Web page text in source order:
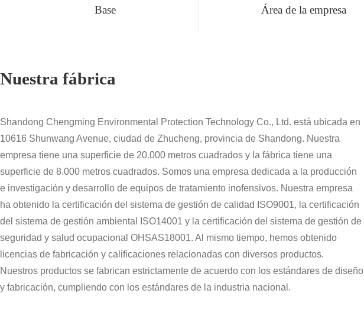
Base Área de la empresa
Nuestra fábrica
Shandong Chengming Environmental Protection Technology Co., Ltd. está ubicada en
10616 Shunwang Avenue, ciudad de Zhucheng, provincia de Shandong. Nuestra
empresa tiene una superficie de 20.000 metros cuadrados y la fábrica tiene una
superficie de 8.000 metros cuadrados. Somos una empresa dedicada a la producción
e investigación y desarrollo de equipos de tratamiento inofensivos. Nuestra empresa
ha obtenido la certificación del sistema de gestión de calidad ISO9001, la certificación
del sistema de gestión ambiental ISO14001 y la certificación del sistema de gestión de
seguridad y salud ocupacional OHSAS18001. Al mismo tiempo, hemos obtenido
licencias de fabricación y calificaciones relacionadas con diversos productos.
Nuestros productos se fabrican estrictamente de acuerdo con los estándares de diseño
y fabricación, cumpliendo con los estándares de la industria nacional.